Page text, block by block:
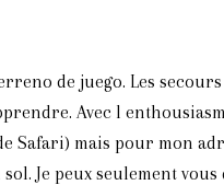
de juego. Les
Avec l
mais pour mon
Je peux seulement